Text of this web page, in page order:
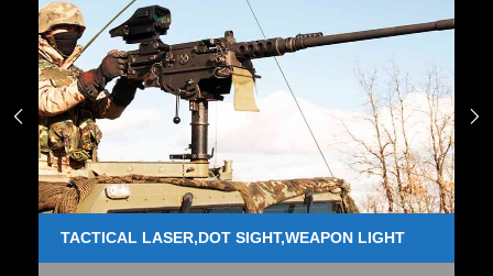
TACTICAL LASER,DOT SIGHT,WEAPON LIGHT
 